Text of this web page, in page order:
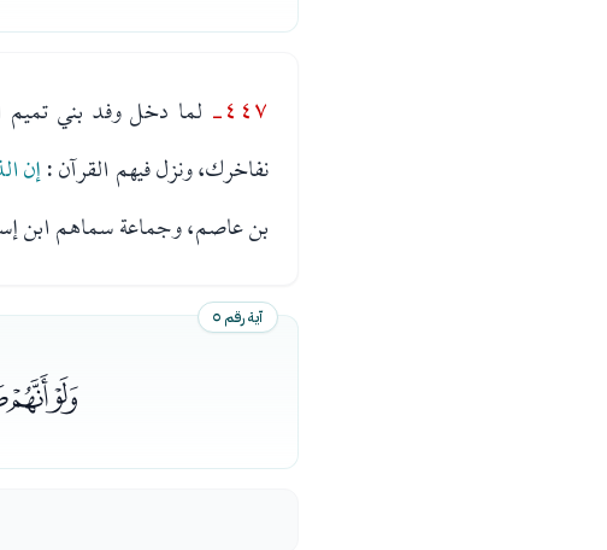
٤٤٧- لما دخل وفد بني تميم
نفاخرك، ونزل فيهم القرآن :إن
بن عاصم، وجماعة سماهم ابن
آية رقم ٥